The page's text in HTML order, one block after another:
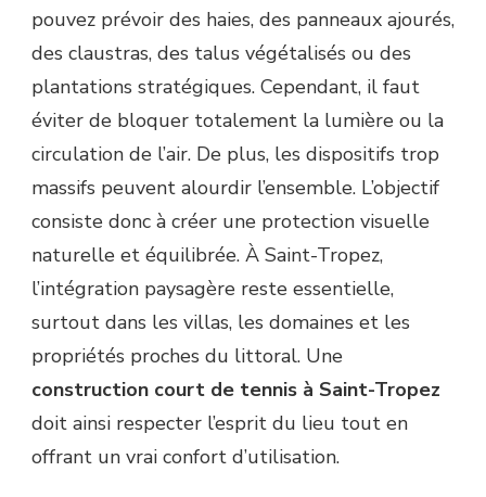
pouvez prévoir des haies, des panneaux ajourés,
des claustras, des talus végétalisés ou des
plantations stratégiques. Cependant, il faut
éviter de bloquer totalement la lumière ou la
circulation de l’air. De plus, les dispositifs trop
massifs peuvent alourdir l’ensemble. L’objectif
consiste donc à créer une protection visuelle
naturelle et équilibrée. À Saint-Tropez,
l’intégration paysagère reste essentielle,
surtout dans les villas, les domaines et les
propriétés proches du littoral. Une
construction court de tennis à Saint-Tropez
doit ainsi respecter l’esprit du lieu tout en
offrant un vrai confort d’utilisation.